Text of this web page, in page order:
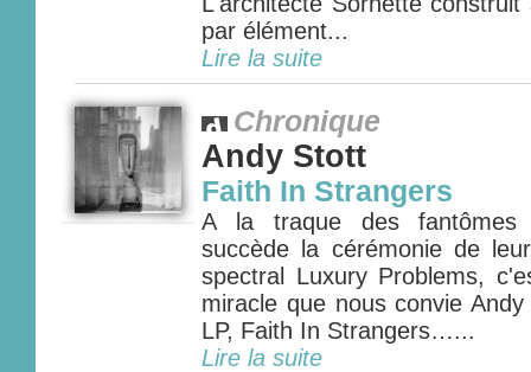
par élément...
Lire la suite
Chronique
Andy Stott
Faith In Strangers
A la traque des fantômes
succède la cérémonie de
spectral Luxury Problems,
miracle que nous convie
LP, Faith In Strangers…...
Lire la suite